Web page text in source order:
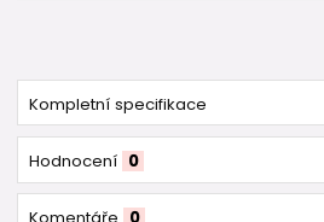
Kompletní specifikace
Hodnocení 0